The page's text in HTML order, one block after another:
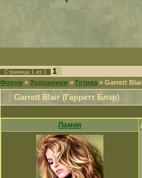
Страница 1 из 1 1
Форум » Художники » Готика » Garrett
Garrett Blair (Гарретт Блэр)
Ламия